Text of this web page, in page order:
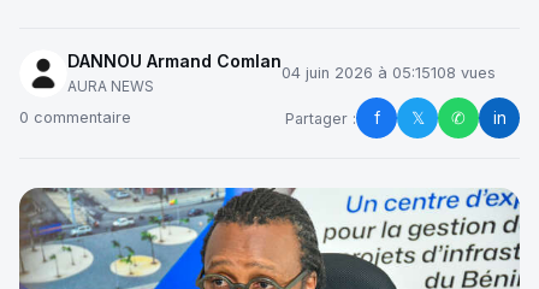
DANNOU Armand Comlan
AURA NEWS
04 juin 2026 à 05:15108 vues
0 commentaire Partager : f 𝕏 ✆ in